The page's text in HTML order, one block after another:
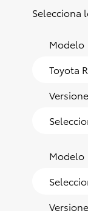
Selecciona
Modelo
Modelo